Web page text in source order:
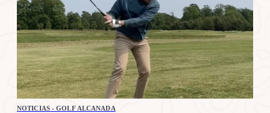
NOTICIAS - GOLF ALCANADA